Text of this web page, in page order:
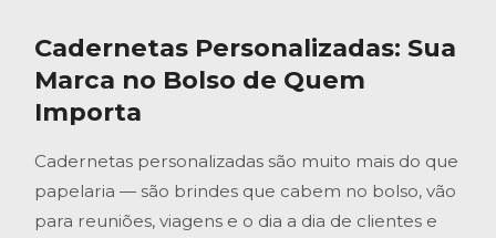
Cadernetas Personalizadas: Sua
Marca no Bolso de Quem
Importa
Cadernetas personalizadas são muito mais do que
papelaria — são brindes que cabem no bolso, vão
para reuniões, viagens e o dia a dia de clientes e